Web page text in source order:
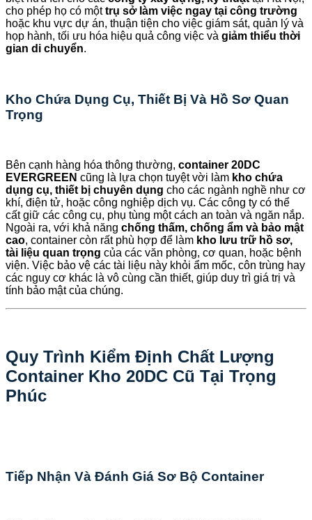
cho phép họ có mộttrụ sở làm việc ngay tại công trường
hoặc khu vực dự án, thuận tiện cho việc giám sát, quản lý và
họp hành, tối ưu hóa hiệu quả công việc và giảm thiểu thời
gian di chuyển.
Kho Chứa Dụng Cụ, Thiết Bị Và Hồ Sơ Quan
Trọng
Bên cạnh hàng hóa thông thường, container 20DC
EVERGREEN cũng là lựa chọn tuyệt vời làm kho chứa
dụng cụ, thiết bị chuyên dụng cho các ngành nghề như cơ
khí, điện tử, hoặc công nghiệp dịch vụ. Các công ty có thể
cất giữ các công cụ, phụ tùng một cách an toàn và ngăn nắp.
Ngoài ra, với khả năng chống thấm, chống ẩm và bảo mật
cao, container còn rất phù hợp để làm kho lưu trữ hồ sơ,
tài liệu quan trọng của các văn phòng, cơ quan, hoặc bệnh
viện. Việc bảo vệ các tài liệu này khỏi ẩm mốc, côn trùng hay
các nguy cơ khác là vô cùng cần thiết, giúp duy trì giá trị và
tính bảo mật của chúng.
Quy Trình Kiểm Định Chất Lượng
Container Kho 20DC Cũ Tại Trọng
Phúc
Tiếp Nhận Và Đánh Giá Sơ Bộ Container